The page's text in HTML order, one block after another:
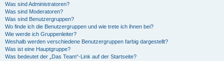
Was sind Administratoren?
Was sind Moderatoren?
Was sind Benutzergruppen?
Wo finde ich die Benutzergruppen und wie trete ich ihnen bei?
Wie werde ich Gruppenleiter?
Weshalb werden verschiedene Benutzergruppen farbig dargestellt?
Was ist eine Hauptgruppe?
Was bedeutet der „Das Team“-Link auf der Startseite?